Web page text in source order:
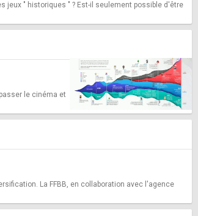
jeux " historiques " ? Est-il seulement possible d'être
le cinéma et
La FFBB, en collaboration avec l'agence